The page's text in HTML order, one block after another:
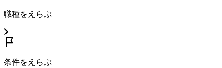
職種をえらぶ
条件をえらぶ